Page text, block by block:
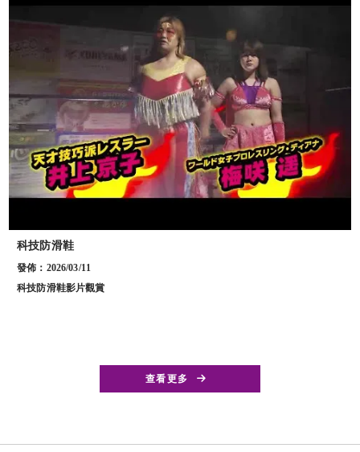
科技防滑鞋
發佈：2026/03/11
科技防滑鞋影片觀賞
查看更多